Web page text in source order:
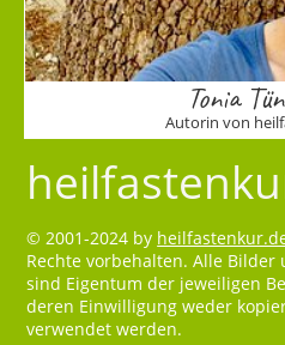
Tonia
Autorin von
© 2001-2024 by
Rechte vorbehalten. Alle Bilder
sind Eigentum der jeweiligen
deren Einwilligung weder
verwendet werden.